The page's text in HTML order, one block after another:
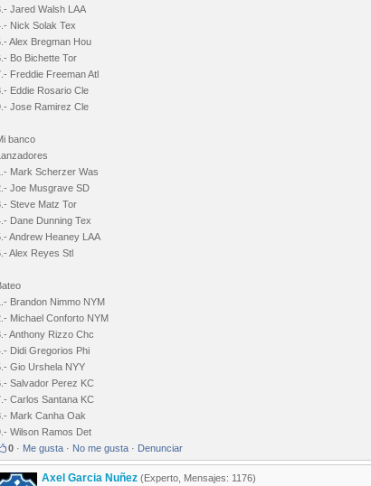
Jared Walsh LAA
Nick Solak Tex
Alex Bregman Hou
Bo Bichette Tor
Freddie Freeman Atl
Eddie Rosario Cle
Jose Ramirez Cle
banco
Mark Scherzer Was
Joe Musgrave SD
Steve Matz Tor
Dane Dunning Tex
Andrew Heaney LAA
Alex Reyes Stl
Brandon Nimmo NYM
Michael Conforto NYM
Anthony Rizzo Chc
Didi Gregorios Phi
Gio Urshela NYY
Salvador Perez KC
Carlos Santana KC
Mark Canha Oak
Wilson Ramos Det
0 · Me gusta · No me gusta · Denunciar
Axel Garcia Nuñez (Experto, Mensajes: 1176)